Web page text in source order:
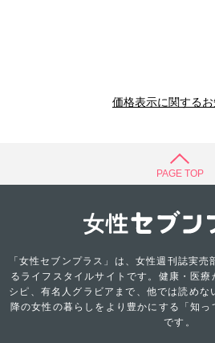
価格表示に関する
PAGE TOP
「女性セブンプラス」は、女性週刊誌実
るライフスタイルサイトです。健康・医
シピ、有名人グラビアまで、他では読め
降の女性の暮らしをより豊かにする「知
です。